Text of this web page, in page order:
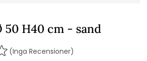
H40 cm - sand
(Inga Recensioner)